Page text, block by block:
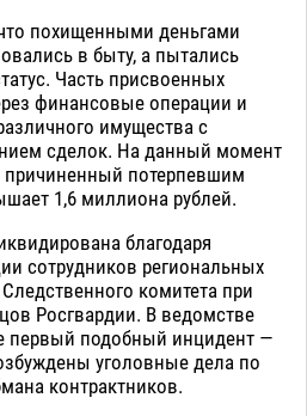
похищенными деньгами
в быту, а пытались
Часть присвоенных
финансовые операции и
имущества с
сделок. На данный момент
потерпевшим
1,6 миллиона рублей.
благодаря
сотрудников региональных
комитета при
Росгвардии. В ведомстве
первый подобный инцидент —
уголовные дела по
контрактников.